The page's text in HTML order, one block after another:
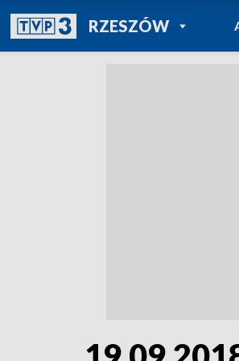
RZESZÓWPOWRÓT DO
TVP REGIONY